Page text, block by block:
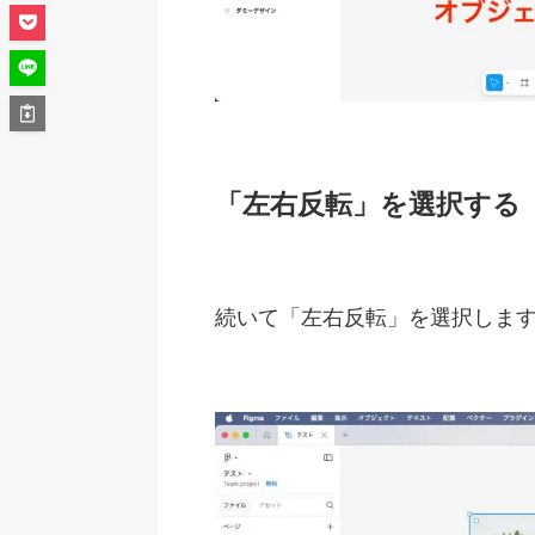
「左右反転」を選択する
続いて「左右反転」を選択しま